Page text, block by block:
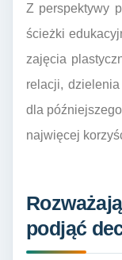
Z perspektywy
ścieżki
zajęcia
relacji,
dla
najwięcej
podjąć